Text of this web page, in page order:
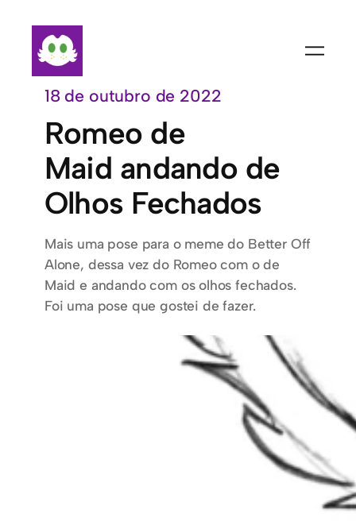
conteúdo
18 de outubro de 2022
Romeo de
Maid andando de
Olhos Fechados
Mais uma pose para o meme do Better Off
Alone, dessa vez do Romeo com o de
Maid e andando com os olhos fechados.
Foi uma pose que gostei de fazer.